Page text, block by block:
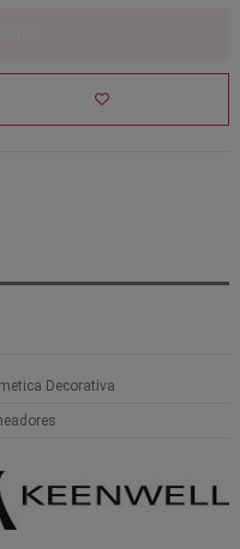
Decorativa